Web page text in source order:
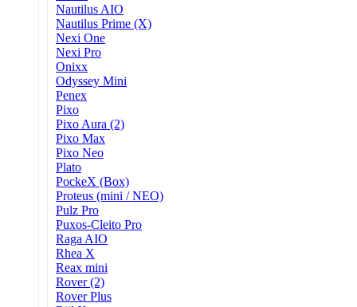
Nautilus AIO
Nautilus Prime (X)
Nexi One
Nexi Pro
Onixx
Odyssey Mini
Penex
Pixo
Pixo Aura (2)
Pixo Max
Pixo Neo
Plato
PockeX (Box)
Proteus (mini / NEO)
Pulz Pro
Puxos-Cleito Pro
Raga AIO
Rhea X
Reax mini
Rover (2)
Rover Plus